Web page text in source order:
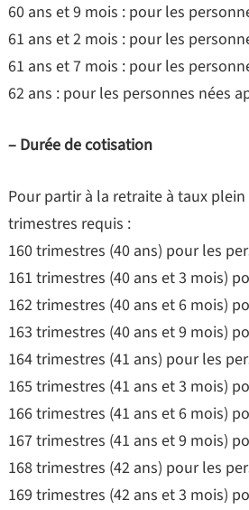
60 ans et 9 mois : pour les
61 ans et 2 mois : pour les
61 ans et 7 mois : pour les
62 ans : pour les personnes nées
– Durée de cotisation
Pour partir à la retraite à taux
trimestres requis :
160 trimestres (40 ans) pour les
161 trimestres (40 ans et 3 mois)
162 trimestres (40 ans et 6 mois)
163 trimestres (40 ans et 9 mois)
164 trimestres (41 ans) pour les
165 trimestres (41 ans et 3 mois)
166 trimestres (41 ans et 6 mois)
167 trimestres (41 ans et 9 mois)
168 trimestres (42 ans) pour les
169 trimestres (42 ans et 3 mois)